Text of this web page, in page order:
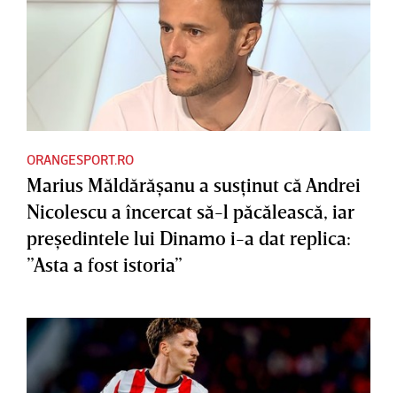
ORANGESPORT.RO
Marius Măldărăşanu a susţinut că Andrei
Nicolescu a încercat să-l păcălească, iar
preşedintele lui Dinamo i-a dat replica:
”Asta a fost istoria”